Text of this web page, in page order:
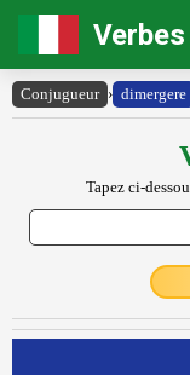
Conjugueur › dimergere
Tapez ci-